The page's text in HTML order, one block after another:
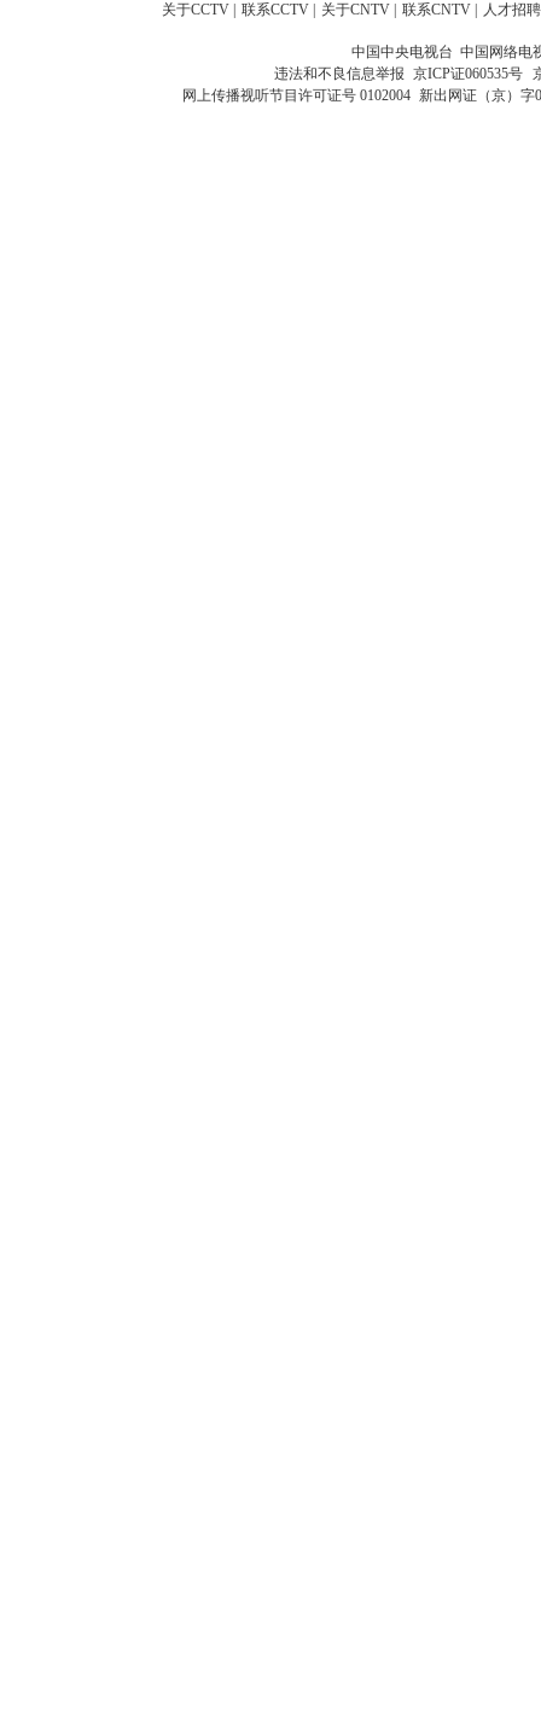
关于CCTV 联系CCTV 关于CNTV 联系CNTV 人才招聘
中国中央电视台 中国网络电
违法和不良信息举报 京ICP证060535号
网上传播视听节目许可证号 0102004 新出网证（京）